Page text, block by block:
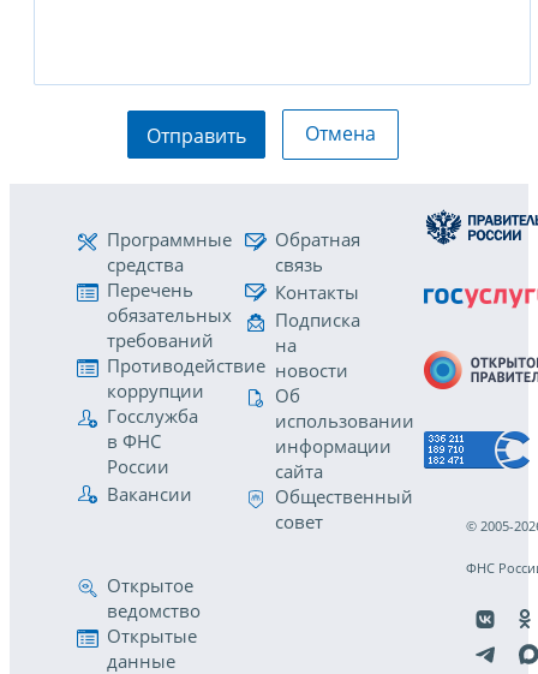
Отправить Отмена
Программные
средства
Перечень
обязательных
требований
Противодействие
коррупции
Госслужба
в ФНС
России
Вакансии
Обратная
связь
Контакты
Подписка
на
новости
Об
использовании
информации
сайта
Общественный
совет
Открытое
ведомство
Открытые
данные
© 2005-
ФНС